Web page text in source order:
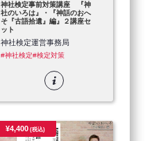
神社検定事前対策講座 『神
社のいろは』・『神話のおへ
そ『古語拾遺』編』２講座セ
ット
神社検定運営事務局
#神社検定#検定対策
¥4,400 (税込)